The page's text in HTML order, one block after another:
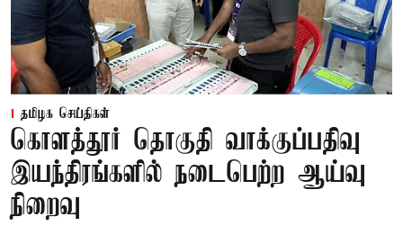
தமிழக செய்திகள்
கொளத்தூர் தொகுதி வாக்குப்பதிவு
இயந்திரங்களில் நடைபெற்ற ஆய்வு
நிறைவு